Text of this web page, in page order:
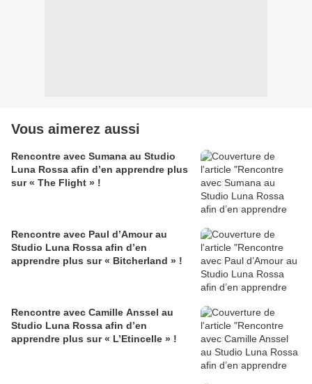
Vous aimerez aussi
Rencontre avec Sumana au Studio
Luna Rossa afin d’en apprendre plus
sur « The Flight » !
Rencontre avec Paul d’Amour au
Studio Luna Rossa afin d’en
apprendre plus sur « Bitcherland » !
Rencontre avec Camille Anssel au
Studio Luna Rossa afin d’en
apprendre plus sur « L’Etincelle » !